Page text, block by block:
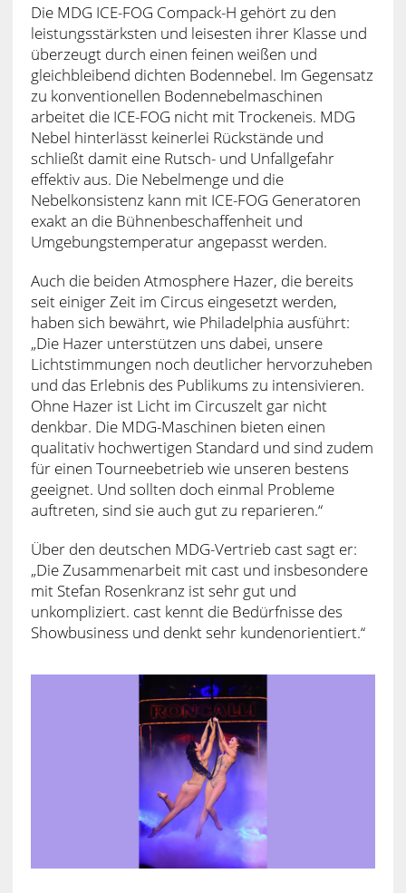
Die MDG ICE-FOG Compack-H gehört zu den
leistungsstärksten und leisesten ihrer Klasse und
überzeugt durch einen feinen weißen und
gleichbleibend dichten Bodennebel. Im Gegensatz
zu konventionellen Bodennebelmaschinen
arbeitet die ICE-FOG nicht mit Trockeneis. MDG
Nebel hinterlässt keinerlei Rückstände und
schließt damit eine Rutsch- und Unfallgefahr
effektiv aus. Die Nebelmenge und die
Nebelkonsistenz kann mit ICE-FOG Generatoren
exakt an die Bühnenbeschaffenheit und
Umgebungstemperatur angepasst werden.
Auch die beiden Atmosphere Hazer, die bereits
seit einiger Zeit im Circus eingesetzt werden,
haben sich bewährt, wie Philadelphia ausführt:
„Die Hazer unterstützen uns dabei, unsere
Lichtstimmungen noch deutlicher hervorzuheben
und das Erlebnis des Publikums zu intensivieren.
Ohne Hazer ist Licht im Circuszelt gar nicht
denkbar. Die MDG-Maschinen bieten einen
qualitativ hochwertigen Standard und sind zudem
für einen Tourneebetrieb wie unseren bestens
geeignet. Und sollten doch einmal Probleme
auftreten, sind sie auch gut zu reparieren.“
Über den deutschen MDG-Vertrieb cast sagt er:
„Die Zusammenarbeit mit cast und insbesondere
mit Stefan Rosenkranz ist sehr gut und
unkompliziert. cast kennt die Bedürfnisse des
Showbusiness und denkt sehr kundenorientiert.“